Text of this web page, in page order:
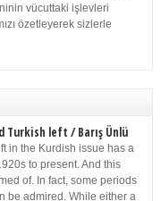
vücuttaki işlevleri
özetleyerek sizlerle
Turkish left / Barış Ünlü
in the Kurdish issue has a
to present. And this
of. In fact, some periods
be admired. While either a